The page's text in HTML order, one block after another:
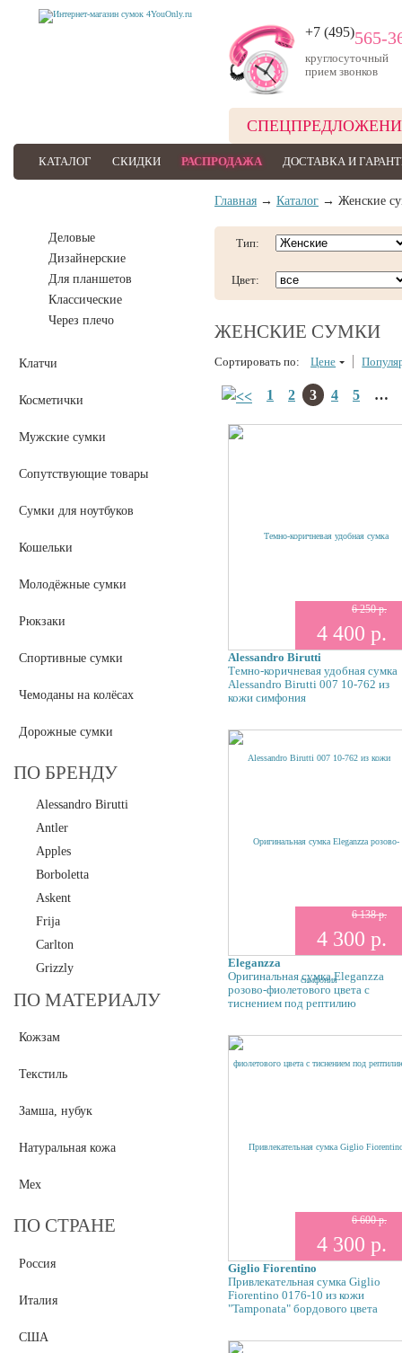
+7 (495)565-
круглосуточный
прием звонков
КАТАЛОГ СКИДКИ РАСПРОДАЖА ДОСТАВКА И
Деловые
Дизайнерские
Для планшетов
Классические
Через плечо
Клатчи
Косметички
Мужские сумки
Сопутствующие товары
Сумки для ноутбуков
Кошельки
Молодёжные сумки
Рюкзаки
Спортивные сумки
Чемоданы на колёсах
Дорожные сумки
ПО БРЕНДУ
Alessandro Birutti
Antler
Apples
Borboletta
Askent
Frija
Carlton
Grizzly
Polar
Mia Sofia
L.Credi
Tifannie
Vita Pelle
Gilda Tonelli
Orsa Oro
ПО МАТЕРИАЛУ
Кожзам
Текстиль
Замша, нубук
Натуральная кожа
Мех
ПО СТРАНЕ
Россия
Италия
США
Главная → Каталог → Женские
Тип:
Цвет:
ЖЕНСКИЕ СУМКИ
Сортировать по: Цене
1 2 3 4 5 …
6 250 р.
4 400 р.
Alessandro Birutti
Темно-коричневая удобная сумка
Alessandro Birutti 007 10-762 из
кожи симфония
6 138 р.
4 300 р.
Eleganzza
Оригинальная сумка Eleganzza
розово-фиолетового цвета с
тиснением под рептилию
6 600 р.
4 300 р.
Giglio Fiorentino
Привлекательная сумка Giglio
Fiorentino 0176-10 из кожи
"Tamponata" бордового цвета